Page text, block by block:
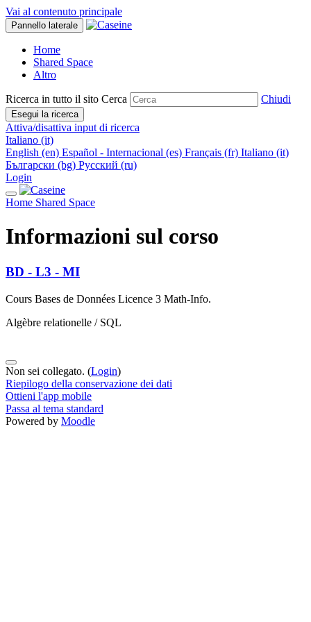
Vai al contenuto principale
Pannello laterale
Home
Shared Space
Altro
Ricerca in tutto il sito Cerca Chiudi
Esegui la ricerca
Attiva/disattiva input di ricerca
Italiano ‎(it)‎
English ‎(en)‎ Español - Internacional ‎(es)‎ Français ‎(fr)‎ Italiano ‎(it)‎
Български ‎(bg)‎ Русский ‎(ru)‎
Login
Home Shared Space
Informazioni sul corso
BD - L3 - MI
Cours Bases de Données Licence 3 Math-Info.
Algèbre relationelle / SQL
Non sei collegato. (Login)
Riepilogo della conservazione dei dati
Ottieni l'app mobile
Passa al tema standard
Powered by Moodle